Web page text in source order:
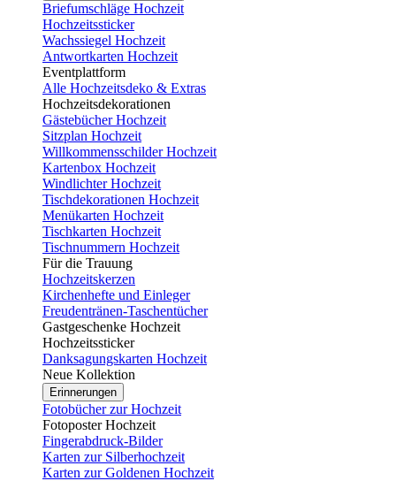
Briefumschläge Hochzeit
Hochzeitssticker
Wachssiegel Hochzeit
Antwortkarten Hochzeit
Eventplattform
Alle Hochzeitsdeko & Extras
Hochzeitsdekorationen
Gästebücher Hochzeit
Sitzplan Hochzeit
Willkommensschilder Hochzeit
Kartenbox Hochzeit
Windlichter Hochzeit
Tischdekorationen Hochzeit
Menükarten Hochzeit
Tischkarten Hochzeit
Tischnummern Hochzeit
Für die Trauung
Hochzeitskerzen
Kirchenhefte und Einleger
Freudentränen-Taschentücher
Gastgeschenke Hochzeit
Hochzeitssticker
Danksagungskarten Hochzeit
Neue Kollektion
Erinnerungen
Fotobücher zur Hochzeit
Fotoposter Hochzeit
Fingerabdruck-Bilder
Karten zur Silberhochzeit
Karten zur Goldenen Hochzeit